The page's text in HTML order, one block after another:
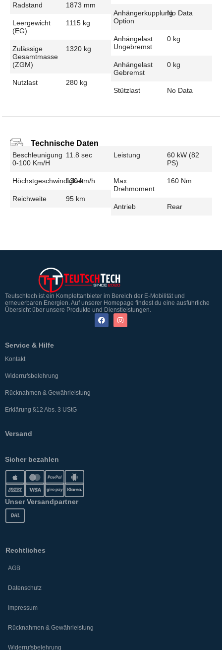
Radstand 1873 mm
Leergewicht
(EG)
1115 kg
Zulässige
Gesamtmasse
(zGM)
1320 kg
Nutzlast 280 kg
Anhängerkupplung
Option
No Data
Anhängelast
Ungebremst
0 kg
Anhängelast
Gebremst
0 kg
Stützlast No Data
Technische Daten
Beschleunigung
0-100 Km/h
11.8 sec
Höchstgeschwindigkeit
130 km/h
Reichweite 95 km
Leistung
60 kW (82
PS)
Max.
Drehmoment
160 Nm
Antrieb Rear
Teutschtech ist ein Komplettanbieter im Bereich der E-Mobilität und
erneuerbaren Energien. Auf unserer Homepage findest du eine ausführliche
Übersicht über unsere Produkte und Dienstleistungen.
Service & Hilfe
Kontakt
Widerrufsbelehrung
Rücknahmen & Gewährleistung
Erklärung §12 Abs. 3 UStG
Versand
Sicher bezahlen
Unser Versandpartner
Rechtliches
AGB
Datenschutz
Impressum
Rücknahmen & Gewährleistung
Widerrufsbelehrung